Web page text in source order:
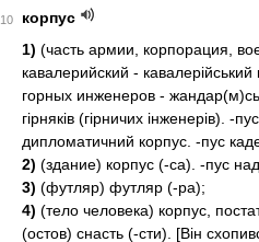
10
корпус
1) (часть армии, корпорация,
кавалерийский -
горных инженеров -
гірняків (гірничих інженерів). -
дипломатичний корпус. -пус
2) (здание) корпус (-са). -пус
3) (футляр) футляр (-ра);
4) (тело человека) корпус,
(остов) снасть (-сти). [Він